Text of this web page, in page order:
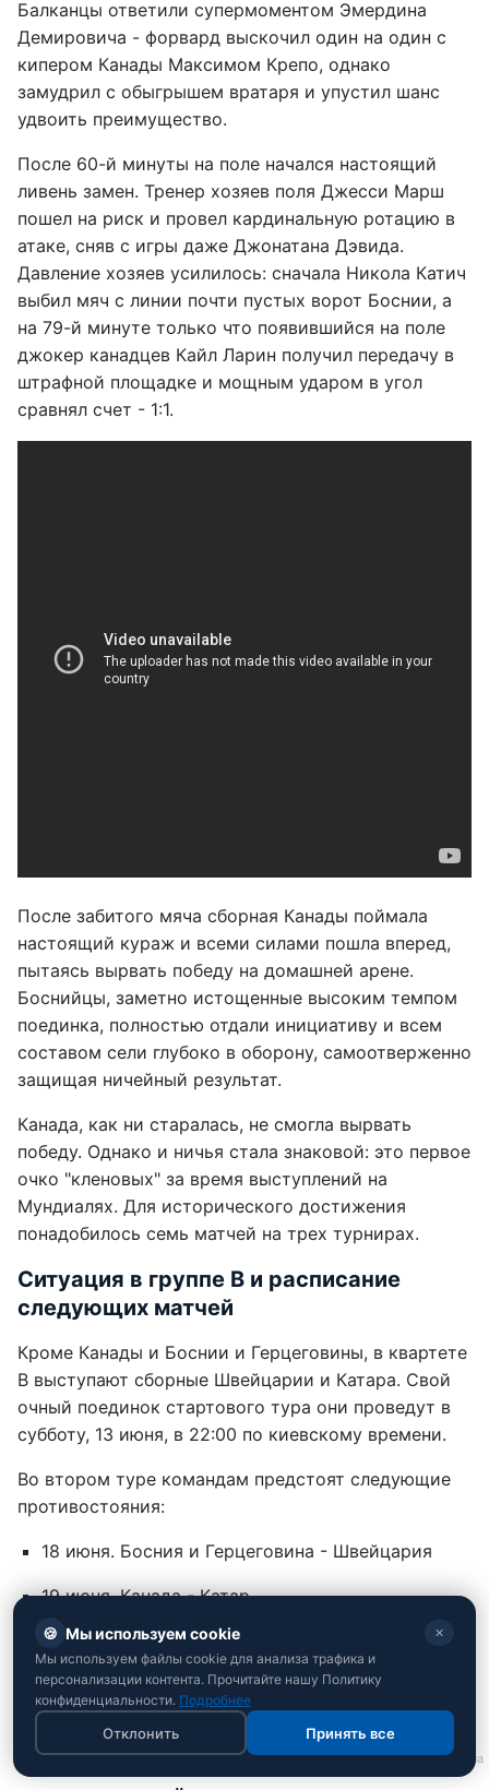
Балканцы ответили супермоментом Эмердина
Демировича - форвард выскочил один на один с
кипером Канады Максимом Крепо, однако
замудрил с обыгрышем вратаря и упустил шанс
удвоить преимущество.
После 60-й минуты на поле начался настоящий
ливень замен. Тренер хозяев поля Джесси Марш
пошел на риск и провел кардинальную ротацию в
атаке, сняв с игры даже Джонатана Дэвида.
Давление хозяев усилилось: сначала Никола Катич
выбил мяч с линии почти пустых ворот Боснии, а
на 79-й минуте только что появившийся на поле
джокер канадцев Кайл Ларин получил передачу в
штрафной площадке и мощным ударом в угол
сравнял счет - 1:1.
После забитого мяча сборная Канады поймала
настоящий кураж и всеми силами пошла вперед,
пытаясь вырвать победу на домашней арене.
Боснийцы, заметно истощенные высоким темпом
поединка, полностью отдали инициативу и всем
составом сели глубоко в оборону, самоотверженно
защищая ничейный результат.
Канада, как ни старалась, не смогла вырвать
победу. Однако и ничья стала знаковой: это первое
очко "кленовых" за время выступлений на
Мундиалях. Для исторического достижения
понадобилось семь матчей на трех турнирах.
Ситуация в группе B и расписание
следующих матчей
Кроме Канады и Боснии и Герцеговины, в квартете
B выступают сборные Швейцарии и Катара. Свой
очный поединок стартового тура они проведут в
субботу, 13 июня, в 22:00 по киевскому времени.
Во втором туре командам предстоят следующие
противостояния:
18 июня. Босния и Герцеговина - Швейцария
19 июня. Канада - Катар
Ранее мы писали, что17-летний мексиканец
сравнялся с Пелеи вошел в историю чемпионатов
мира.
🍪 Мы используем cookie ✕
Мы используем файлы cookie для анализа трафика и
персонализации контента. Прочитайте нашу Политику
конфиденциальности. Подробнее
Отклонить Принять все